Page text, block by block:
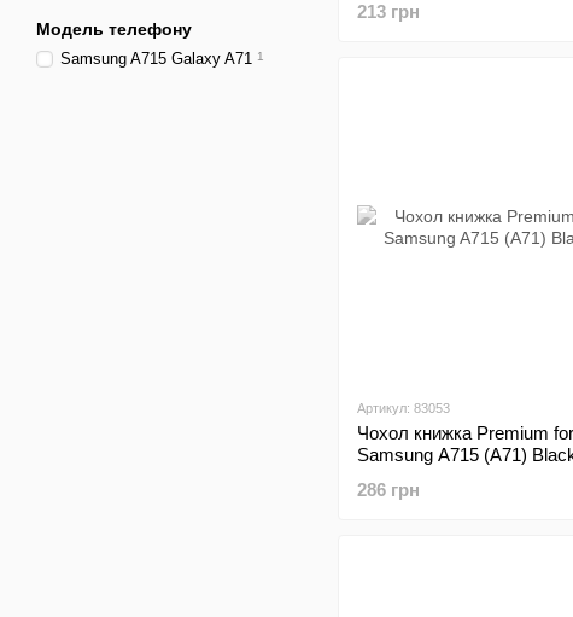
213 грн
Артикул: 83053
Чохол книжка Premium for
Samsung A715 (A71)
286 грн
Модель телефону
Samsung A715 Galaxy A71 1